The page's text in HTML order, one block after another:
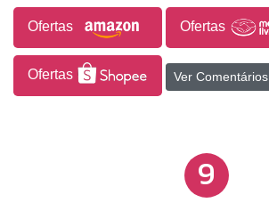
Ofertas Ofertas
Ofertas Ver Comentários
9